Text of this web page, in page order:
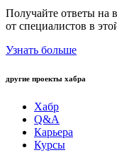
Получайте ответы на
от специалистов в
Узнать больше
другие проекты хабра
Хабр
Q&A
Карьера
Курсы